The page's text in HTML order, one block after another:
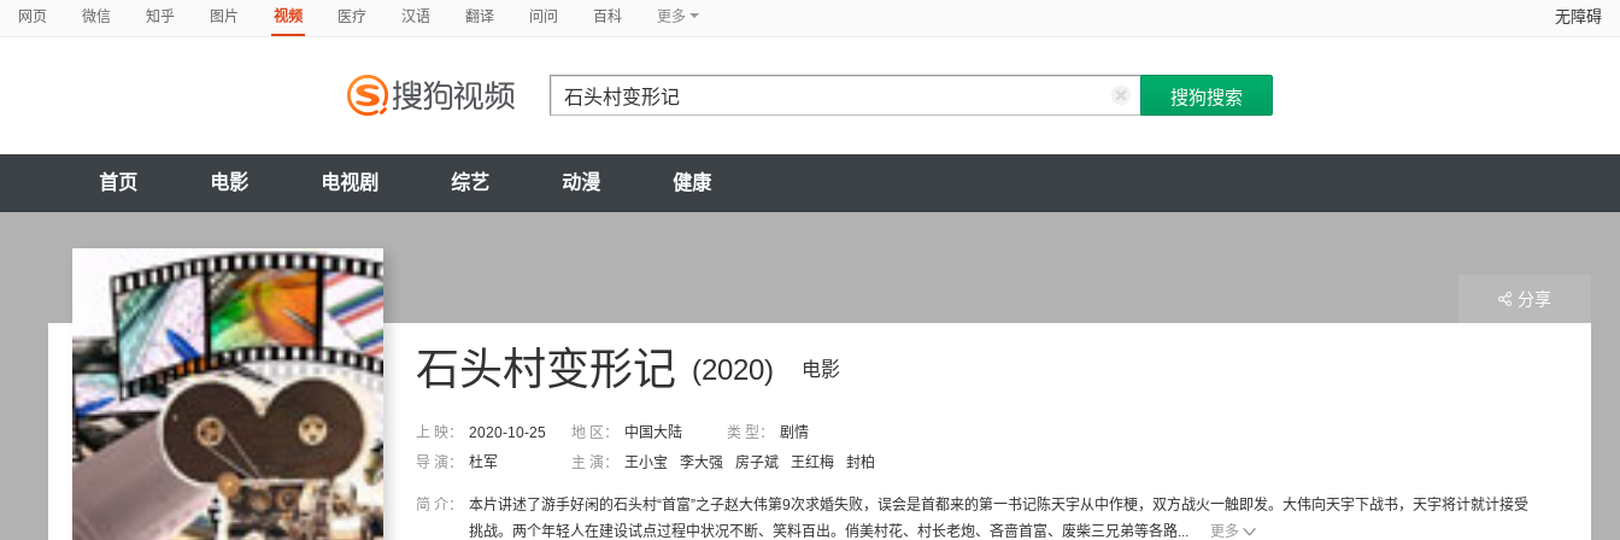
网页 微信 知乎 图片 视频 医疗 汉语 翻译 问问 百科 更多 无障碍
首页 电影 电视剧 综艺 动漫 健康
(2020) 电影
石头村变形记
上 映： 2020-10-25 地 区： 中国大陆 类 型：
剧情
导 演：
杜军 主 演： 王小宝 李大强 房子斌 王红梅 封柏
简 介：
本片讲述了游手好闲的石头村“首富”之子赵大伟第9次求婚失败，误会是首都来的第一书记陈天宇从中作梗，双方战火一触即发。大伟向天宇下战书，天宇将计就计接受
挑战。两个年轻人在建设试点过程中状况不断、笑料百出。俏美村花、村长老炮、吝啬首富、废柴三兄弟等各路...
更多
分享